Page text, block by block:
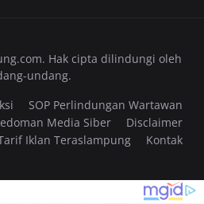
Hak cipta dilindungi oleh
undang.
SOP Perlindungan Wartawan
Media Siber
Disclaimer
Iklan Teraslampung
Kontak